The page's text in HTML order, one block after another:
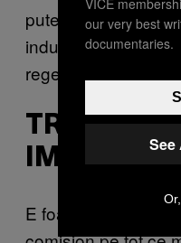
putere, deci ce
industriacanabisului
regenerabilă? Și tot
TREBUIE
IMPOZIT
E foarte important.
our very best
documentaries.
See